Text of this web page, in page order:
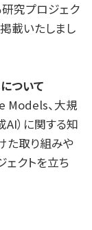
究プロジェク
載いたしまし
ついて
Models、大規
）に関する知
た取り組みや
クトを立ち